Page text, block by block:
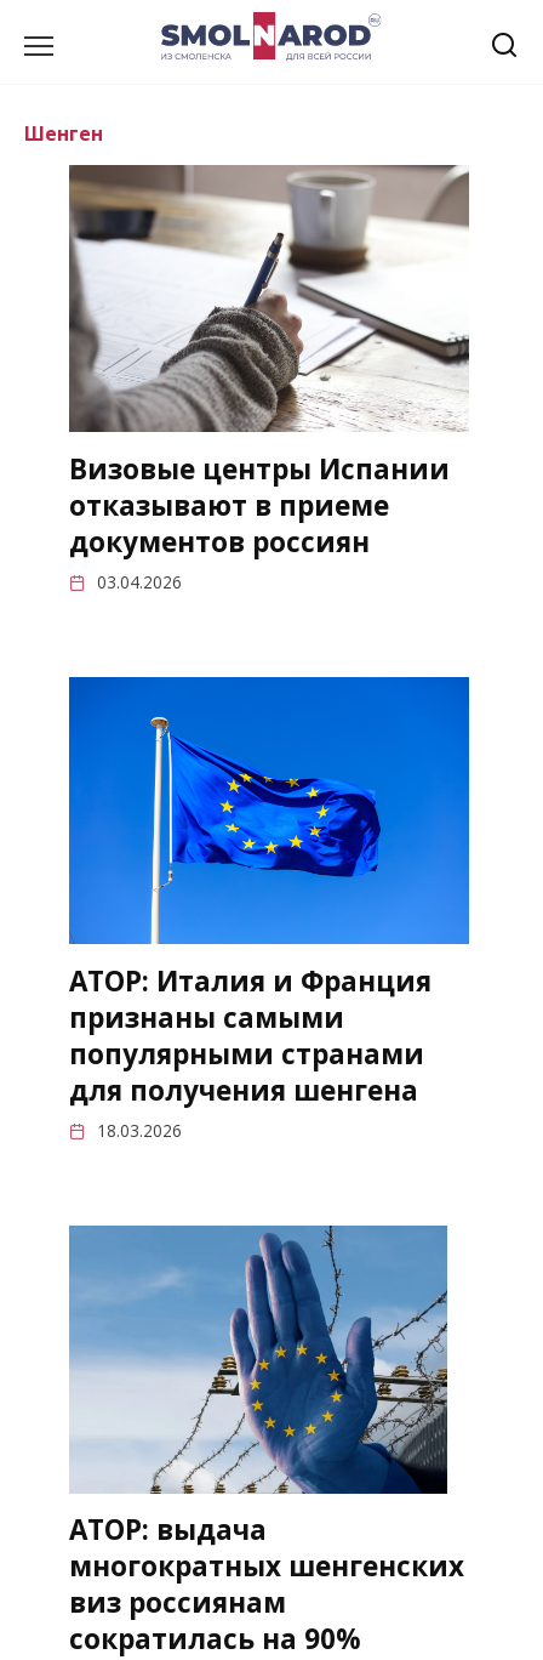
Шенген
Визовые центры Испании
отказывают в приеме
документов россиян
03.04.2026
АТОР: Италия и Франция
признаны самыми
популярными странами
для получения шенгена
18.03.2026
АТОР: выдача
многократных шенгенских
виз россиянам
сократилась на 90%